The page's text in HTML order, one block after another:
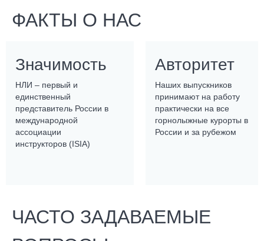
ФАКТЫ О НАС
Значимость
НЛИ – первый и
единственный
представитель России в
международной
ассоциации
инструкторов (ISIA)
Авторитет
Наших выпускников
принимают на работу
практически на все
горнолыжные курорты в
России и за рубежом
ЧАСТО ЗАДАВАЕМЫЕ